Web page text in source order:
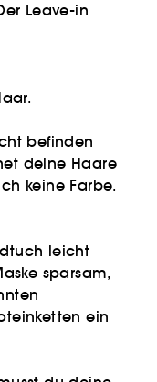
Leave-in
befinden
deine Haare
keine Farbe.
leicht
sparsam,
ein